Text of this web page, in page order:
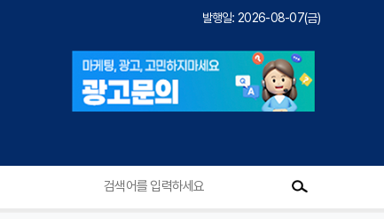
발행일: 2026-08-07(금)